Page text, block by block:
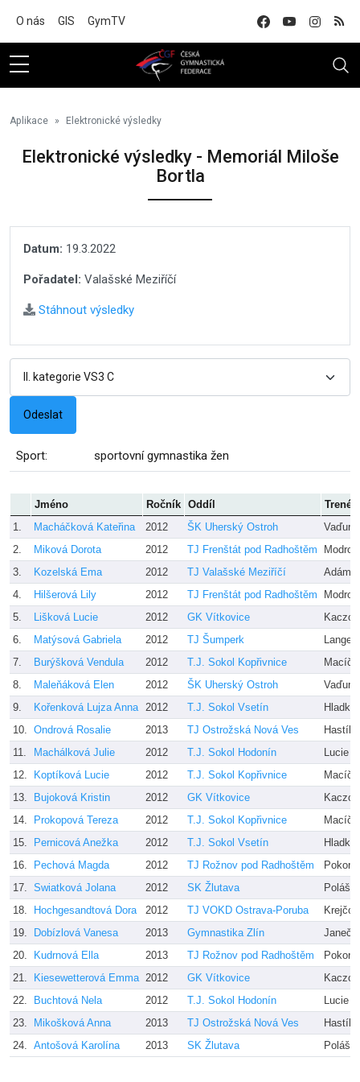
O nás GIS GymTV
Aplikace Elektronické výsledky
Elektronické výsledky - Memoriál Miloše
Bortla
Datum: 19.3.2022
Pořadatel: Valašské Meziříčí
Stáhnout výsledky
Sport: sportovní gymnastika žen
Jméno Ročník Oddíl
Trenér
1.
Macháčková Kateřina 2012 ŠK Uherský Ostroh
2.
Miková Dorota 2012 TJ Frenštát pod Radhoštěm
3.
Kozelská Ema 2012 TJ Valašské Meziříčí
4.
Hilšerová Lily 2012 TJ Frenštát pod Radhoštěm
5.
Lišková Lucie 2012 GK Vítkovice
6.
Matýsová Gabriela 2012 TJ Šumperk
Langer
7.
Burýšková Vendula 2012 T.J. Sokol Kopřivnice
8.
Maleňáková Elen 2012 ŠK Uherský Ostroh
9.
Kořenková Lujza Anna 2012 T.J. Sokol Vsetín
Hladký
10. Ondrová Rosalie 2013 TJ Ostrožská Nová Ves
11.
Machálková Julie 2012 T.J. Sokol Hodonín
Lucie
12.
Koptíková Lucie 2012 T.J. Sokol Kopřivnice
13.
Bujoková Kristin 2012 GK Vítkovice
14.
Prokopová Tereza 2012 T.J. Sokol Kopřivnice
15.
Pernicová Anežka 2012 T.J. Sokol Vsetín
Hladký
16.
Pechová Magda 2012 TJ Rožnov pod Radhoštěm
17. Swiatková Jolana 2012 SK Žlutava
18.
Hochgesandtová Dora 2012 TJ VOKD Ostrava-Poruba
19.
Dobízlová Vanesa 2013 Gymnastika Zlín
20.
Kudrnová Ella 2013 TJ Rožnov pod Radhoštěm
21.
Kiesewetterová Emma 2012 GK Vítkovice
22.
Buchtová Nela 2012 T.J. Sokol Hodonín
Lucie
23.
Mikošková Anna 2013 TJ Ostrožská Nová Ves
24. Antošová Karolína 2013 SK Žlutava